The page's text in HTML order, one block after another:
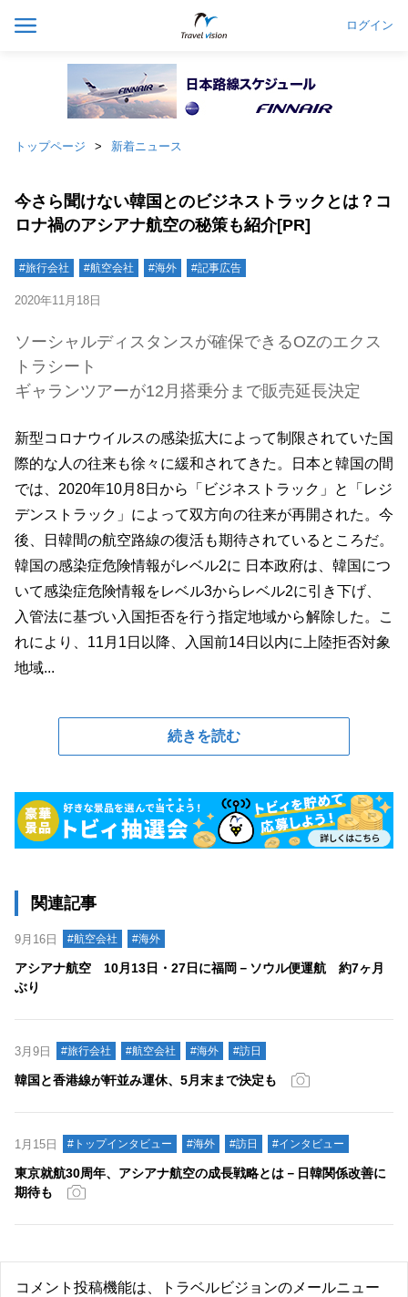
ログイン
トップページ 新着ニュース
今さら聞けない韓国とのビジネストラックとは？コ
ロナ禍のアシアナ航空の秘策も紹介[PR]
#旅行会社 #航空会社 #海外 #記事広告
2020年11月18日
ソーシャルディスタンスが確保できるOZのエクス
トラシート
ギャランツアーが12月搭乗分まで販売延長決定
新型コロナウイルスの感染拡大によって制限されていた国
際的な人の往来も徐々に緩和されてきた。日本と韓国の間
では、2020年10月8日から「ビジネストラック」と「レジ
デンストラック」によって双方向の往来が再開された。今
後、日韓間の航空路線の復活も期待されているところだ。
韓国の感染症危険情報がレベル2に 日本政府は、韓国につ
いて感染症危険情報をレベル3からレベル2に引き下げ、
入管法に基づい入国拒否を行う指定地域から解除した。こ
れにより、11月1日以降、入国前14日以内に上陸拒否対象
地域...
続きを読む
関連記事
9月16日 #航空会社 #海外
アシアナ航空 10月13日・27日に福岡－ソウル便運航 約7ヶ月
ぶり
3月9日 #旅行会社 #航空会社 #海外 #訪日
韓国と香港線が軒並み運休、5月末まで決定も
1月15日 #トップインタビュー #海外 #訪日 #インタビュー
東京就航30周年、アシアナ航空の成長戦略とは－日韓関係改善に
期待も
コメント投稿機能は、トラベルビジョンのメールニュー